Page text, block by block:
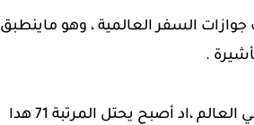
السفر العالمية ، وهو ماينطبق
.
لكن الخبر الجيد ، هو تحسن ترتيب جواز السفر الجزائري في العالم ،اد أصبح يحتل المرتبة 71 هدا